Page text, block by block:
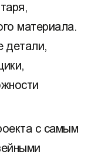
материала.
детали,
с самым